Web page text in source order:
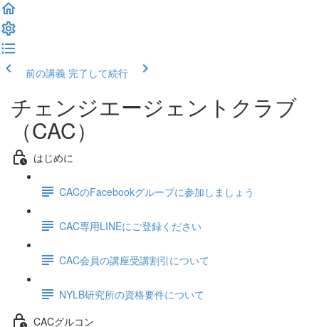
前の講義 完了して続行
チェンジエージェントクラブ
（CAC）
はじめに
CACのFacebookグループに参加しましょう
CAC専用LINEにご登録ください
CAC会員の講座受講割引について
NYLB研究所の資格要件について
CACグルコン